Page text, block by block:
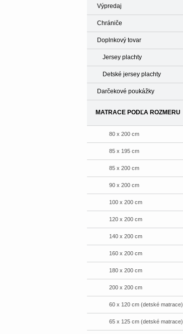
Výpredaj
Chrániče
Doplnkový tovar
Jersey plachty
Detské jersey plachty
Darčekové poukážky
MATRACE PODĽA ROZMERU
80 x 200 cm
85 x 195 cm
85 x 200 cm
90 x 200 cm
100 x 200 cm
120 x 200 cm
140 x 200 cm
160 x 200 cm
180 x 200 cm
200 x 200 cm
60 x 120 cm (detské matrace)
65 x 125 cm (detské matrace)